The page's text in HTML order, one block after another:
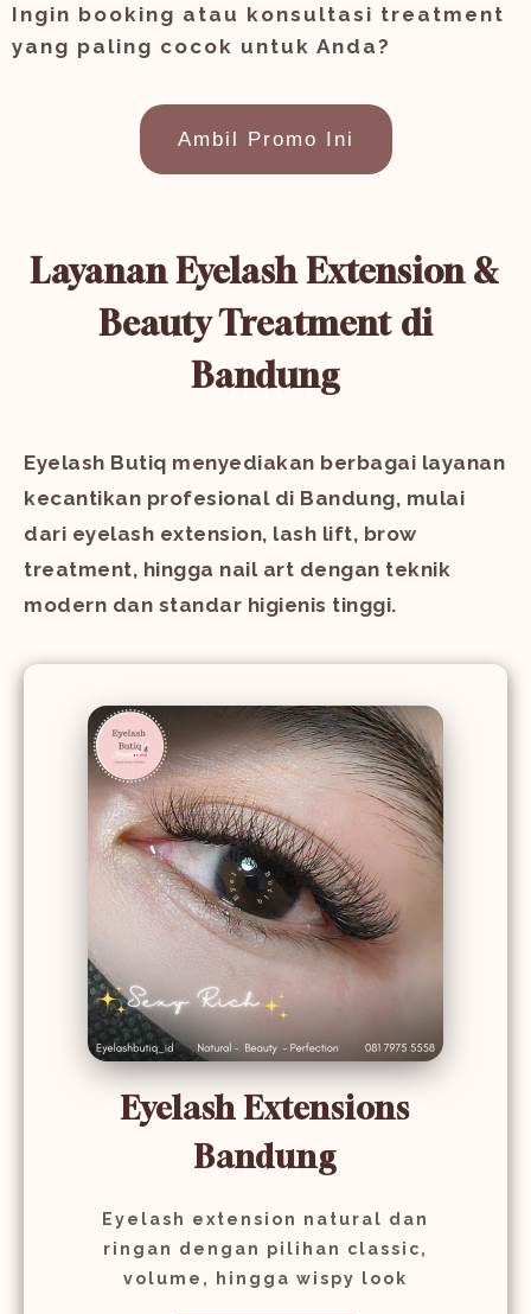
Ingin booking atau konsultasi treatment
yang paling cocok untuk Anda?
Ambil Promo Ini
Layanan Eyelash Extension &
Beauty Treatment di
Bandung
Eyelash Butiq menyediakan berbagai layanan
kecantikan profesional di Bandung, mulai
dari eyelash extension, lash lift, brow
treatment, hingga nail art dengan teknik
modern dan standar higienis tinggi.
Eyelash Extensions
Bandung
Eyelash extension natural dan
ringan dengan pilihan classic,
volume, hingga wispy look